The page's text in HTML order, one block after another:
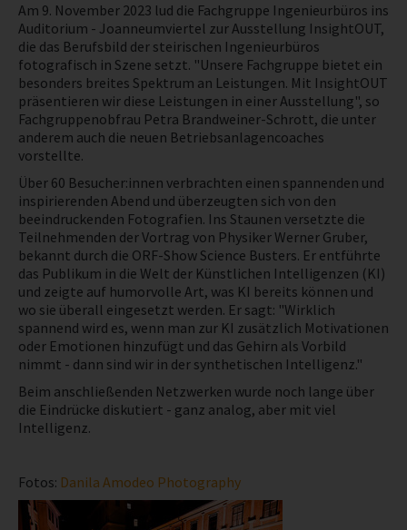
PRÜFING
BETRIEBSCHECK
PRÜFING
Am 9. November 2023 lud die Fachgruppe Ingenieurbüros ins
Auditorium - Joanneumviertel zur Ausstellung InsightOUT,
die das Berufsbild der steirischen Ingenieurbüros
fotografisch in Szene setzt. "Unsere Fachgruppe bietet ein
besonders breites Spektrum an Leistungen. Mit InsightOUT
präsentieren wir diese Leistungen in einer Ausstellung", so
Fachgruppenobfrau Petra Brandweiner-Schrott, die unter
anderem auch die neuen Betriebsanlagencoaches
vorstellte.
Über 60 Besucher:innen verbrachten einen spannenden und
inspirierenden Abend und überzeugten sich von den
beeindruckenden Fotografien. Ins Staunen versetzte die
Teilnehmenden der Vortrag von Physiker Werner Gruber,
bekannt durch die ORF-Show Science Busters. Er entführte
das Publikum in die Welt der Künstlichen Intelligenzen (KI)
und zeigte auf humorvolle Art, was KI bereits können und
wo sie überall eingesetzt werden. Er sagt: "Wirklich
spannend wird es, wenn man zur KI zusätzlich Motivationen
oder Emotionen hinzufügt und das Gehirn als Vorbild
nimmt - dann sind wir in der synthetischen Intelligenz."
Beim anschließenden Netzwerken wurde noch lange über
die Eindrücke diskutiert - ganz analog, aber mit viel
Intelligenz.
Fotos: Danila Amodeo Photography